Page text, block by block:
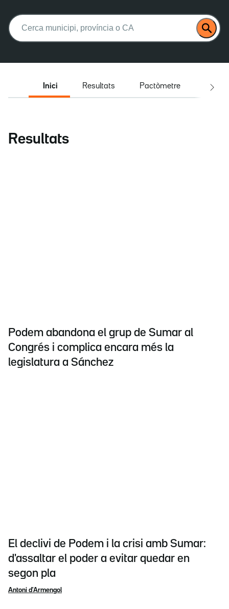
Buscar:
Inici Resultats Pactòmetre
Resultats
Podem abandona el grup de Sumar al
Congrés i complica encara més la
legislatura a Sánchez
El declivi de Podem i la crisi amb Sumar:
d'assaltar el poder a evitar quedar en
segon pla
Antoni d'Armengol